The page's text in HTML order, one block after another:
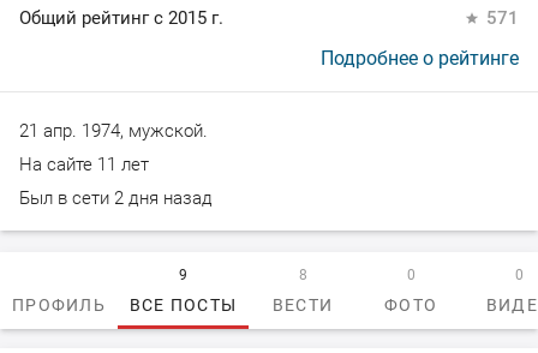
Общий рейтинг с 2015 г.
571
Подробнее о рейтинге
21 апр. 1974, мужской.
На сайте 11 лет
Был в сети 2 дня назад
ПРОФИЛЬ ВСЕ ПОСТЫ
9
ВЕСТИ
8
ФОТО
0 0